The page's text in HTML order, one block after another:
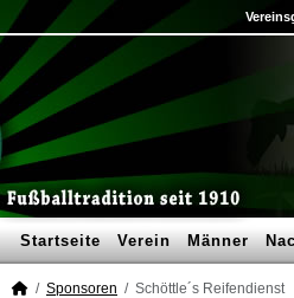
Startseite Verein Männer
Sponsoren Schöttle´s Reifendienst